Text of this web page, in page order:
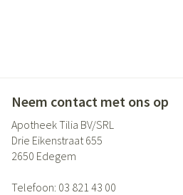
Neem contact met ons op
Apotheek Tilia BV/SRL
Drie Eikenstraat 655
2650 Edegem
Telefoon: 03 821 43 00